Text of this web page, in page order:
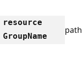
resource
GroupName
path